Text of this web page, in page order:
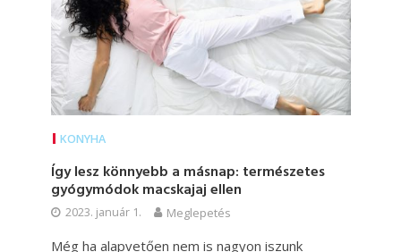
KONYHA
Így lesz könnyebb a másnap: természetes
gyógymódok macskajaj ellen
2023. január 1. Meglepetés
Még ha alapvetően nem is nagyon iszunk